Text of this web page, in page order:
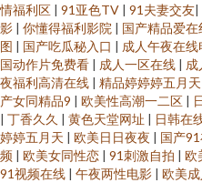
情福利区 | 91亚色TV | 91夫妻交友|
影 | 你懂得福利影院 | 国产精品爱在
图 | 国产吃瓜秘入口 | 成人午夜在线
国动作片免费看 | 成人一区在线 | 成
夜福利高清在线 | 精品婷婷婷五月天
产女同精品9 | 欧美性高潮一二区 |
| 丁香久久 | 黄色天堂网址 | 日韩在
婷婷五月天 | 欧美日日夜夜 | 国产
频 | 欧美女同性恋 | 91刺激自拍 | 欧
91视频在线 | 午夜两性电影 | 欧美